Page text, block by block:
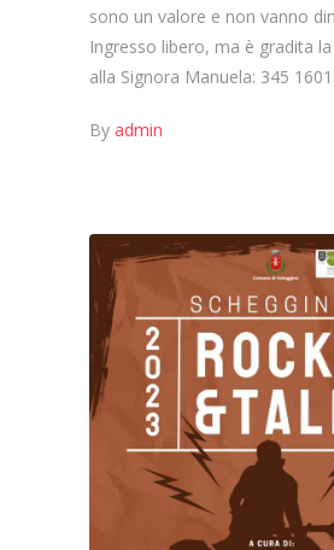
sono un valore e non vanno
Ingresso libero, ma è gradita
alla Signora Manuela: 345
By admin